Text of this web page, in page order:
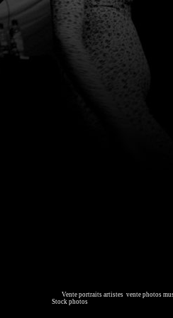
Vente portraits artistes vente photos
Stock photos, image collections.